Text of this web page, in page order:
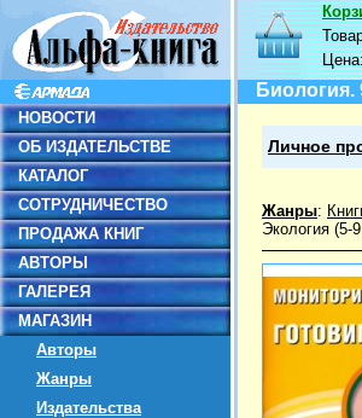
НОВОСТИ
ОБ ИЗДАТЕЛЬСТВЕ
КАТАЛОГ
СОТРУДНИЧЕСТВО
ПРОДАЖА КНИГ
АВТОРЫ
ГАЛЕРЕЯ
МАГАЗИН
Авторы
Жанры
Издательства
Биология.
Личное
Жанры:
Экология (5-